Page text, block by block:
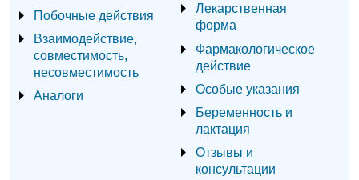
Побочные действия
Взаимодействие,
совместимость,
несовместимость
Аналоги
Лекарственная
форма
Фармакологическое
действие
Особые указания
Беременность и
лактация
Отзывы и
консультации